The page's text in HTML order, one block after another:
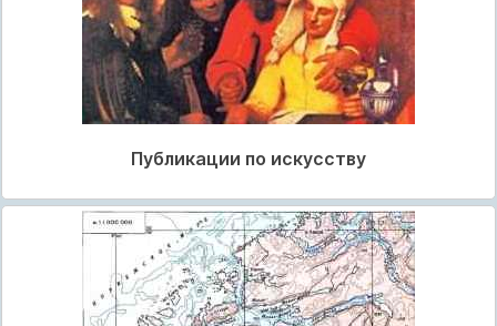
Публикации по искусству